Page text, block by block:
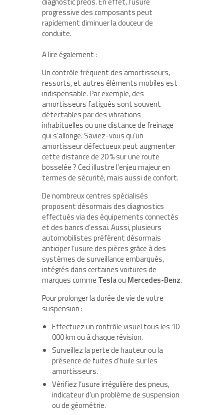
progressive des composants peut
rapidement diminuer la douceur de
conduite.
A lire également :
Un contrôle fréquent des amortisseurs,
ressorts, et autres éléments mobiles est
indispensable. Par exemple, des
amortisseurs fatigués sont souvent
détectables par des vibrations
inhabituelles ou une distance de freinage
qui s’allonge. Saviez-vous qu’un
amortisseur défectueux peut augmenter
cette distance de 20 % sur une route
bosselée ? Ceci illustre l’enjeu majeur en
termes de sécurité, mais aussi de confort.
De nombreux centres spécialisés
proposent désormais des diagnostics
effectués via des équipements connectés
et des bancs d’essai. Aussi, plusieurs
automobilistes préfèrent désormais
anticiper l’usure des pièces grâce à des
systèmes de surveillance embarqués,
intégrés dans certaines voitures de
marques comme Teslaou Mercedes-Benz.
Pour prolonger la durée de vie de votre
suspension :
Effectuez un contrôle visuel tous les 10
000 km ou à chaque révision.
Surveillez la perte de hauteur ou la
présence de fuites d’huile sur les
amortisseurs.
Vérifiez l’usure irrégulière des pneus,
indicateur d’un problème de suspension
ou de géométrie.